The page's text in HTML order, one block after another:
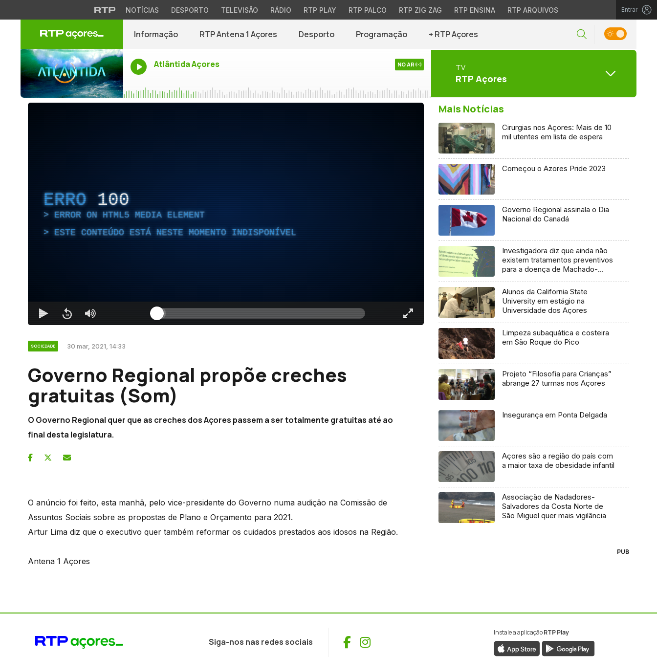
NOTÍCIAS DESPORTO TELEVISÃO RÁDIO RTP PLAY RTP PALCO RTP ZIG ZAG RTP ENSINA RTP ARQUIVOS Entrar
Informação RTP Antena 1 Açores Desporto Programação + RTP Açores
Atlântida Açores NO AR TV
RTP Açores
ERRO 100
ERROR ON HTML5 MEDIA ELEMENT
ESTE CONTEÚDO ESTÁ NESTE MOMENTO INDISPONÍVEL
SOCIEDADE 30 mar, 2021, 14:33
Governo Regional propõe creches
gratuitas (Som)
O Governo Regional quer que as creches dos Açores passem a ser totalmente gratuitas até ao
final desta legislatura.
O anúncio foi feito, esta manhã, pelo vice-presidente do Governo numa audição na Comissão de
Assuntos Sociais sobre as propostas de Plano e Orçamento para 2021.
Artur Lima diz que o executivo quer também reformar os cuidados prestados aos idosos na Região.
Antena 1 Açores
Mais Notícias
Cirurgias nos Açores: Mais de 10
mil utentes em lista de espera
Começou o Azores Pride 2023
Governo Regional assinala o Dia
Nacional do Canadá
Investigadora diz que ainda não
existem tratamentos preventivos
para a doença de Machado-
Alunos da California State
University em estágio na
Universidade dos Açores
Limpeza subaquática e costeira
em São Roque do Pico
Projeto “Filosofia para Crianças”
abrange 27 turmas nos Açores
Insegurança em Ponta Delgada
Açores são a região do país com
a maior taxa de obesidade infantil
Associação de Nadadores-
Salvadores da Costa Norte de
São Miguel quer mais vigilância
PUB
Siga-nos nas redes sociais Facebook
Instagram
Instale a aplicaçãoRTP Play